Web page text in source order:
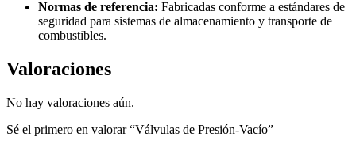
Normas de referencia: Fabricadas conforme a estándares de
seguridad para sistemas de almacenamiento y transporte de
combustibles.
Valoraciones
No hay valoraciones aún.
Sé el primero en valorar “Válvulas de Presión-Vacío”